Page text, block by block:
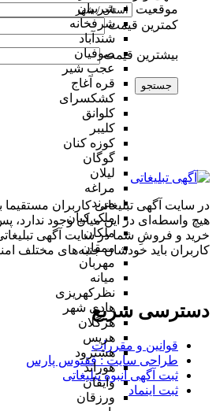
شربیان
شرفخانه
شندآباد
صوفیان
عجب شیر
قره آغاج
کشکسرای
کلوانق
کلیبر
کوزه کنان
گوگان
لیلان
مراغه
مرند
ملک کیان
ملکان
ممقان
مهربان
میانه
نظرکهریزی
هادی شهر
هرگلان
هریس
هشترود
هوراند
وایقان
ورزقان
موقعیت
کمترین قیمت
بیشترین قیمت
جستجو
در سایت آگهی تبلیغاتی کاربران
هیچ واسطه‌ای در این میان وجود ندارد،
خرید و فروشِ شما در سایت آگهی
کاربران باید خودشان جنبه‌های مختلف
دسترسی سریع
قوانین و مقررات
طراحی سایت : ققنوس پارس
ثبت آگهی انبوه تبلیغاتی
ثبت اینماد